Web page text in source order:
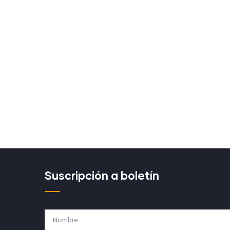
Suscripción a boletín
Nombre